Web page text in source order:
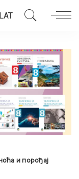
LAT
и порођај